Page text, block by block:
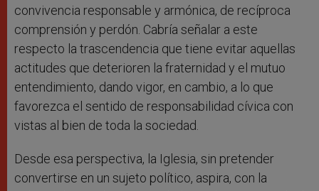
convivencia responsable y armónica, de recíproca
comprensión y perdón. Cabría señalar a este
respecto la trascendencia que tiene evitar aquellas
actitudes que deterioren la fraternidad y el mutuo
entendimiento, dando vigor, en cambio, a lo que
favorezca el sentido de responsabilidad cívica con
vistas al bien de toda la sociedad.
Desde esa perspectiva, la Iglesia, sin pretender
convertirse en un sujeto político, aspira, con la